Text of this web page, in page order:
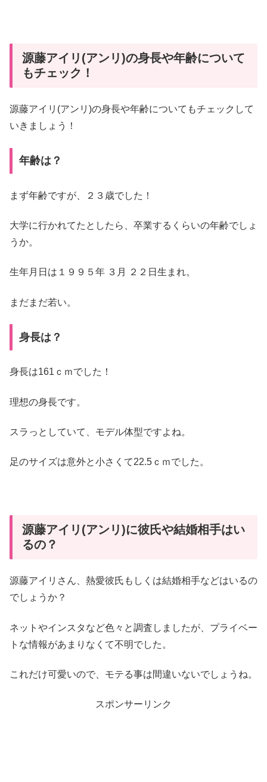
源藤アイリ(アンリ)の身長や年齢について
もチェック！
源藤アイリ(アンリ)の身長や年齢についてもチェックして
いきましょう！
年齢は？
まず年齢ですが、２３歳でした！
大学に行かれてたとしたら、卒業するくらいの年齢でしょ
うか。
生年月日は１９９５年 ３月 ２２日生まれ。
まだまだ若い。
身長は？
身長は161ｃｍでした！
理想の身長です。
スラっとしていて、モデル体型ですよね。
足のサイズは意外と小さくて22.5ｃｍでした。
源藤アイリ(アンリ)に彼氏や結婚相手はい
るの？
源藤アイリさん、熱愛彼氏もしくは結婚相手などはいるの
でしょうか？
ネットやインスタなど色々と調査しましたが、プライベー
トな情報があまりなくて不明でした。
これだけ可愛いので、モテる事は間違いないでしょうね。
スポンサーリンク